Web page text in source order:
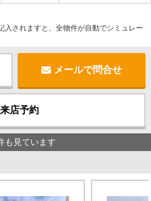
入されますと、全物件が自動でシミュレー
メールで問合せ
来店予約
も見ています